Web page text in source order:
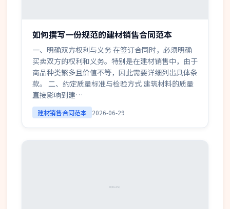
如何撰写一份规范的建材销售合同范本
一、明确双方权利与义务 在签订合同时，必须明确
买卖双方的权利和义务。特别是在建材销售中，由于
商品种类繁多且价值不等，因此需要详细列出具体条
款。 二、约定质量标准与检验方式 建筑材料的质量
直接影响到建…
建材销售合同范本 2026-06-29